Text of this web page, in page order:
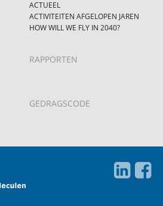
ACTUEEL
ACTIVITEITEN AFGELOPEN JAREN
HOW WILL WE FLY IN 2040?
RAPPORTEN
GEDRAGSCODE